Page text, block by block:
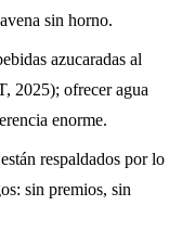
sin horno.
azucaradas al
2025); ofrecer agua
enorme.
respaldados por lo
sin premios, sin